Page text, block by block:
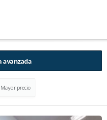
avanzada
Mayor precio